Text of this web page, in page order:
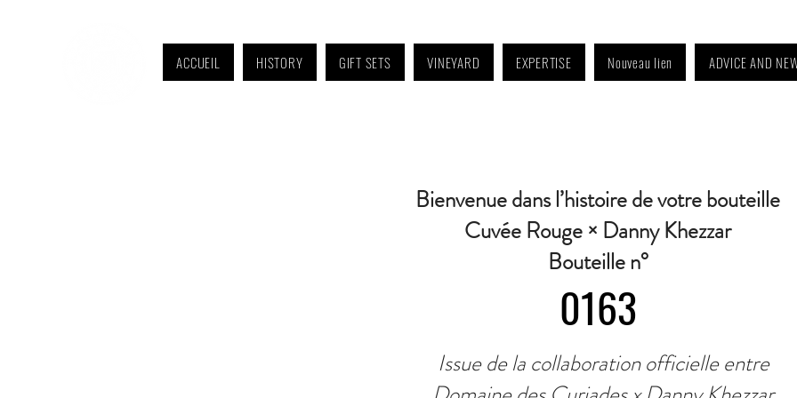
ACCUEIL HISTORY GIFT SETS VINEYARD EXPERTISE Nouveau lien ADVICE AND
Bienvenue dans l’histoire de votre bouteille
Cuvée Rouge × Danny Khezzar
Bouteille n°
0163
Issue de la collaboration officielle entre